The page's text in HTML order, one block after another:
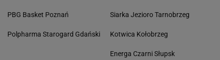
PBG Basket Poznań
Polpharma Starogard Gdański
Siarka Jezioro Tarnobrzeg
Kotwica Kołobrzeg
Energa Czarni Słupsk